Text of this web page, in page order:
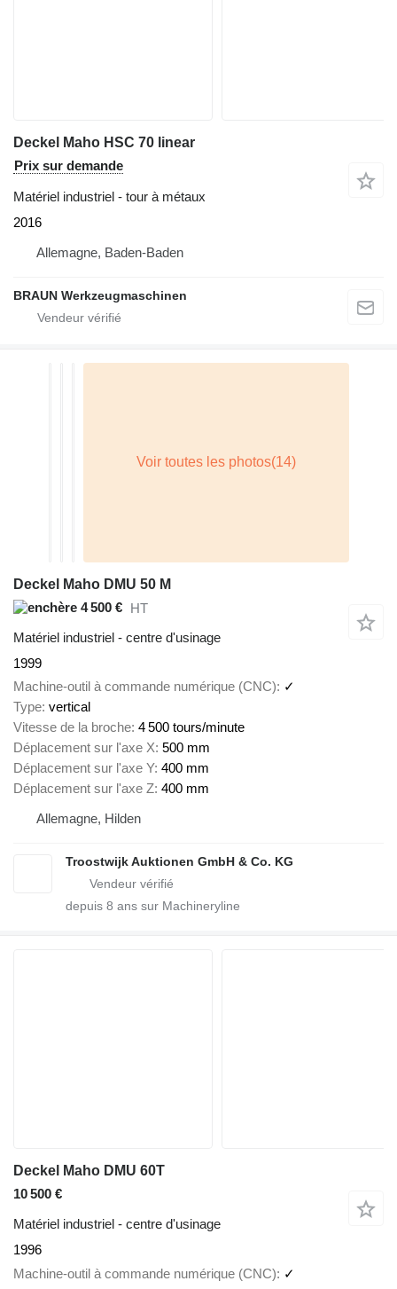
Deckel Maho HSC 70 linear
Prix sur demande
Matériel industriel - tour à métaux
2016
Allemagne, Baden-Baden
BRAUN Werkzeugmaschinen
Deckel Maho DMU 50 M
4 500 € HT
Matériel industriel - centre d'usinage
1999
Machine-outil à commande numérique (CNC)
✓
Type vertical
Vitesse de la broche 4 500 tours/minute
Déplacement sur l'axe X 500 mm
Déplacement sur l'axe Y 400 mm
Déplacement sur l'axe Z 400 mm
Allemagne, Hilden
Troostwijk Auktionen GmbH & Co. KG
depuis 8 ans sur Machineryline
Deckel Maho DMU 60T
10 500 €
Matériel industriel - centre d'usinage
1996
Machine-outil à commande numérique (CNC)
✓